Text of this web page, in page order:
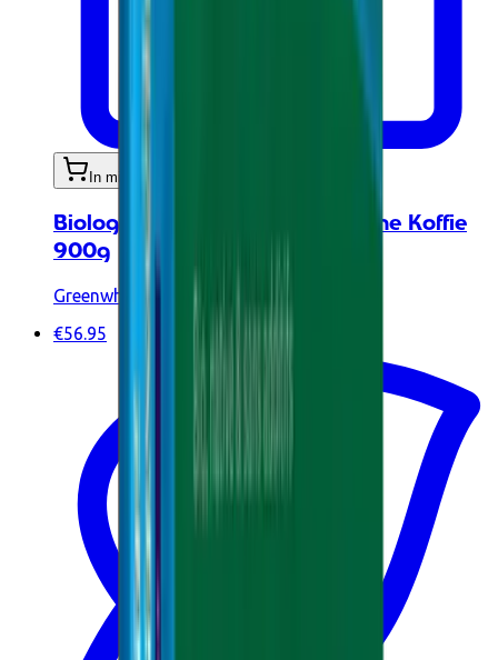
In mijn winkelwagen
Biologische plantaardige proteïne Koffie
900g
Greenwhey
€56.95